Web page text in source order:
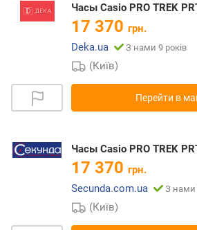
Часы Casio PRO TREK
17 370 грн.
Deka.ua
З нами 9 років
(Київ)
Перейти в
Часы Casio PRO TREK
17 370 грн.
Secunda.com.ua
З нами
(Київ)